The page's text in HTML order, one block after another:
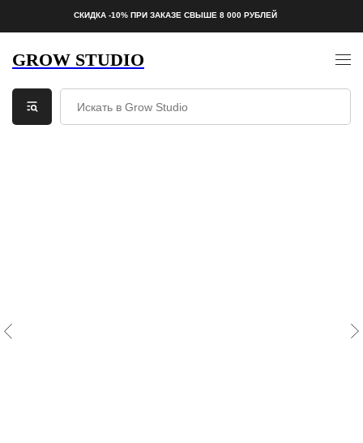
СКИДКА -10% ПРИ ЗАКАЗЕ СВЫШЕ 8 000 РУБЛЕЙ
GROW STUDIO